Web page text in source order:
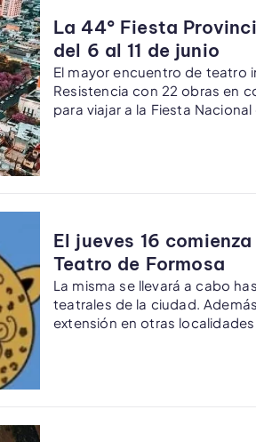
La 44° Fiesta
del 6 al 11 de junio
El mayor encuentro de teatro
Resistencia con 22 obras en
para viajar a la Fiesta
El jueves 16
Teatro de Formosa
La misma se llevará a cabo
teatrales de la ciudad.
extensión en otras